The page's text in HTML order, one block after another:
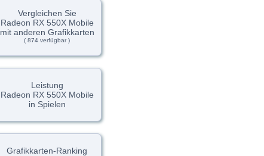
Vergleichen Sie
Radeon RX 550X Mobile
mit anderen Grafikkarten
( 874 verfügbar )
Leistung
Radeon RX 550X Mobile
in Spielen
Grafikkarten-Ranking